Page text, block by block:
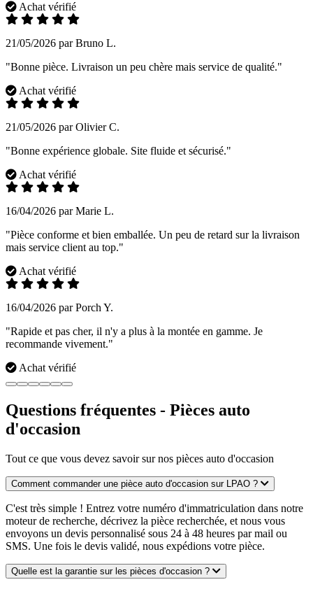
Achat vérifié
21/05/2026 par Bruno L.
"Bonne pièce. Livraison un peu chère mais service de qualité."
Achat vérifié
21/05/2026 par Olivier C.
"Bonne expérience globale. Site fluide et sécurisé."
Achat vérifié
16/04/2026 par Marie L.
"Pièce conforme et bien emballée. Un peu de retard sur la livraison
mais service client au top."
Achat vérifié
16/04/2026 par Porch Y.
"Rapide et pas cher, il n'y a plus à la montée en gamme. Je
recommande vivement."
Achat vérifié
Questions fréquentes - Pièces auto
d'occasion
Tout ce que vous devez savoir sur nos pièces auto d'occasion
Comment commander une pièce auto d'occasion sur LPAO ?
C'est très simple ! Entrez votre numéro d'immatriculation dans notre
moteur de recherche, décrivez la pièce recherchée, et nous vous
envoyons un devis personnalisé sous 24 à 48 heures par mail ou
SMS. Une fois le devis validé, nous expédions votre pièce.
Quelle est la garantie sur les pièces d'occasion ?